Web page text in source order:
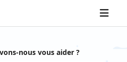
nous vous aider ?